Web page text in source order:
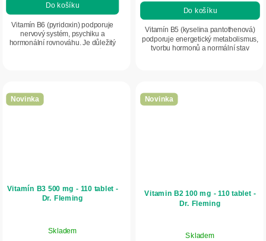
Do košíku
Vitamín B6 (pyridoxin) podporuje
nervový systém, psychiku a
hormonální rovnováhu. Je důležitý
Do košíku
Vitamín B5 (kyselina pantothenová)
podporuje energetický metabolismus,
tvorbu hormonů a normální stav
Novinka
Vitamín B3 500 mg - 110 tablet -
Dr. Fleming
Skladem
Novinka
Vitamin B2 100 mg - 110 tablet -
Dr. Fleming
Skladem